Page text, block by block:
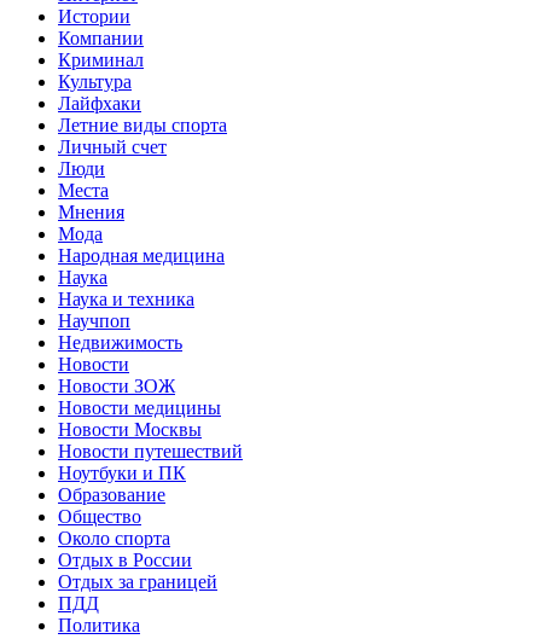
Истории
Компании
Криминал
Культура
Лайфхаки
Летние виды спорта
Личный счет
Люди
Места
Мнения
Мода
Народная медицина
Наука
Наука и техника
Научпоп
Недвижимость
Новости
Новости ЗОЖ
Новости медицины
Новости Москвы
Новости путешествий
Ноутбуки и ПК
Образование
Общество
Около спорта
Отдых в России
Отдых за границей
ПДД
Политика